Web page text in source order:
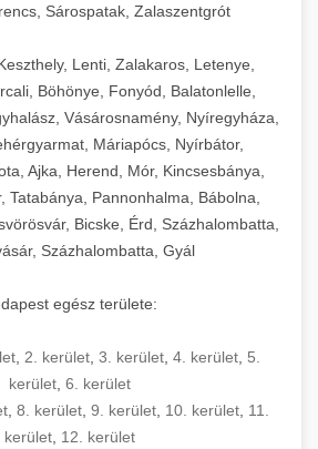
Sárospatak, Zalaszentgrót
Lenti, Zalakaros, Letenye,
Böhönye, Fonyód, Balatonlelle,
Vásárosnamény, Nyíregyháza,
Máriapócs, Nyírbátor,
Ajka, Herend, Mór, Kincsesbánya,
Tatabánya, Pannonhalma, Bábolna,
Bicske, Érd, Százhalombatta,
Százhalombatta, Gyál
egész területe:
2. kerület 3. kerület 4. kerület 5.
kerület 6. kerület
, 8. kerület, 9. kerület, 10. kerület, 11.
kerület 12. kerület